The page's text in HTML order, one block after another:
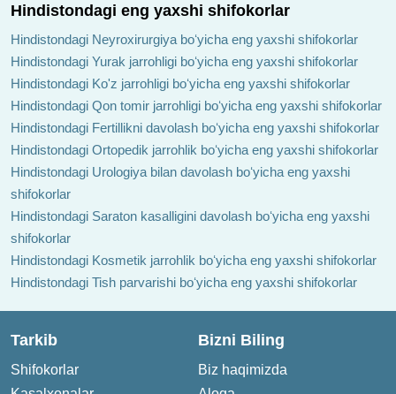
Hindistondagi eng yaxshi shifokorlar
Hindistondagi Neyroxirurgiya boʻyicha eng yaxshi shifokorlar
Hindistondagi Yurak jarrohligi boʻyicha eng yaxshi shifokorlar
Hindistondagi Ko'z jarrohligi boʻyicha eng yaxshi shifokorlar
Hindistondagi Qon tomir jarrohligi boʻyicha eng yaxshi shifokorlar
Hindistondagi Fertillikni davolash boʻyicha eng yaxshi shifokorlar
Hindistondagi Ortopedik jarrohlik boʻyicha eng yaxshi shifokorlar
Hindistondagi Urologiya bilan davolash boʻyicha eng yaxshi
shifokorlar
Hindistondagi Saraton kasalligini davolash boʻyicha eng yaxshi
shifokorlar
Hindistondagi Kosmetik jarrohlik boʻyicha eng yaxshi shifokorlar
Hindistondagi Tish parvarishi boʻyicha eng yaxshi shifokorlar
Tarkib
Shifokorlar
Bizni Biling
Biz haqimizda